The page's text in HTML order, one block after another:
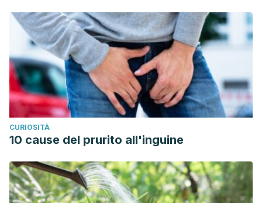
CURIOSITÀ
10 cause del prurito all'inguine